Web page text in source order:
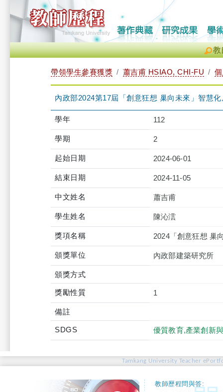
教
帶領學生參賽獲獎 蕭吉甫 HSIAO, CHI-FU
內政部2024第17屆「創意狂想 巢向未來」智慧
學年 112
學期 2
起始日期 2024-06-01
結束日期 2024-11-05
中文姓名 蕭吉甫
學生姓名 陳沁澐
獎項名稱 2024「創意狂想 巢
頒獎單位 內政部建築研究所
頒獎方式
獎勵性質 1
備註
SDGS 優質教育,產業創新
Tamkang University Teacher
教師歷程問與答: